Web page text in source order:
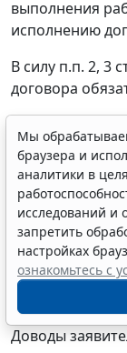
выполнения
исполнению
В силу п.п. 2, 3
договора
Поскольку
заказчика в
заключенного
своего
спора, суды
ГОУ ВПО "Т" о
контракта от
существенным
Доводы
Мы
браузера и
аналитики в
исследований и
запретить
настройках
ознакомьтесь с